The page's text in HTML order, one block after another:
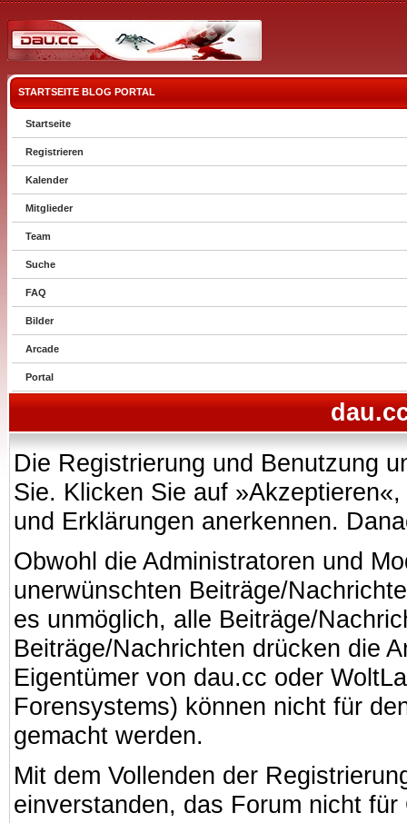
STARTSEITE BLOG PORTAL
Startseite
Registrieren
Kalender
Mitglieder
Team
Suche
FAQ
Bilder
Arcade
Portal
Die Registrierung und Benutzung
Sie. Klicken Sie auf
und Erklärungen anerkennen.
Obwohl die Administratoren und
unerwünschten Beiträge/
es unmöglich, alle Beiträge/
Beiträge/Nachrichten drücken die
Eigentümer von dau.cc oder
Forensystems) können nicht für
gemacht werden.
Mit dem Vollenden der
einverstanden, das Forum nicht